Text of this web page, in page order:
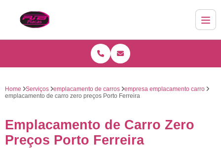
Home Serviços emplacamento de carros
empresa emplacamento carro
emplacamento de carro zero preços Porto Ferreira
Emplacamento de Carro Zero
Preços Porto Ferreira